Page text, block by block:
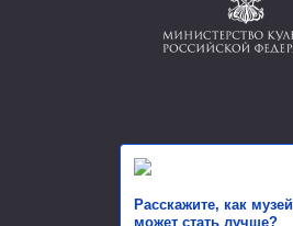
Расскажите, как музей
может стать лучше?